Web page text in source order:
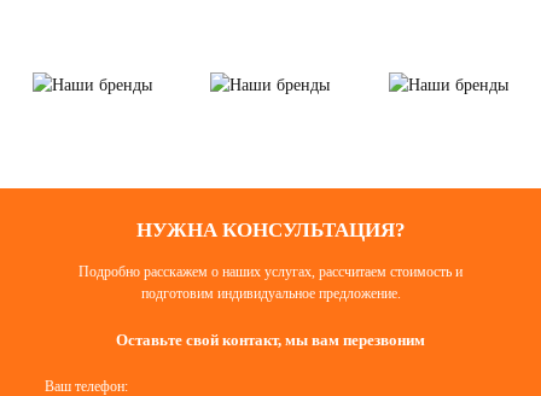
НУЖНА КОНСУЛЬТАЦИЯ?
Подробно расскажем о наших услугах, рассчитаем стоимость и
подготовим индивидуальное предложение.
Оставьте свой контакт, мы вам перезвоним
Ваш телефон: